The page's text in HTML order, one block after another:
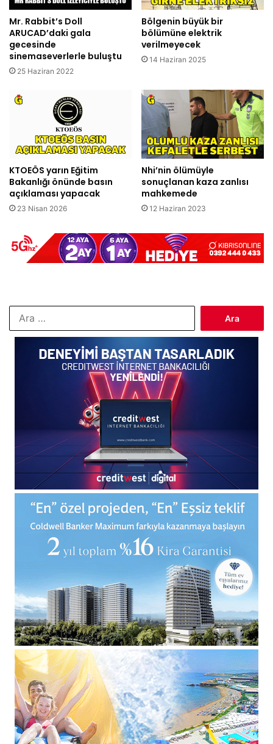
Mr. Rabbit’s Doll
ARUCAD’daki gala
gecesinde
sinemaseverlerle buluştu
25 Haziran 2022
Bölgenin büyük bir
bölümüne elektrik
verilmeyecek
14 Haziran 2025
KTOEÖS yarın Eğitim
Bakanlığı önünde basın
açıklaması yapacak
23 Nisan 2026
Nhi’nin ölümüyle
sonuçlanan kaza zanlısı
mahkemede
12 Haziran 2023